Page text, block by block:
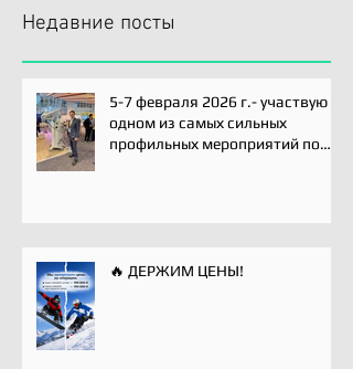
Недавние посты
5-7 февраля 2026 г.- участвую
одном из самых сильных
профильных мероприятий по
🔥 ДЕРЖИМ ЦЕНЫ!